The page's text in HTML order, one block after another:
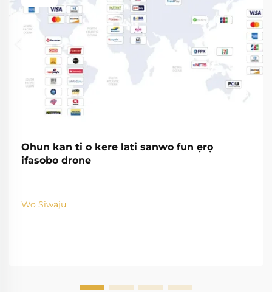
Ohun kan ti o kere lati sanwo fun ẹrọ
ifasobo drone
Wo Siwaju